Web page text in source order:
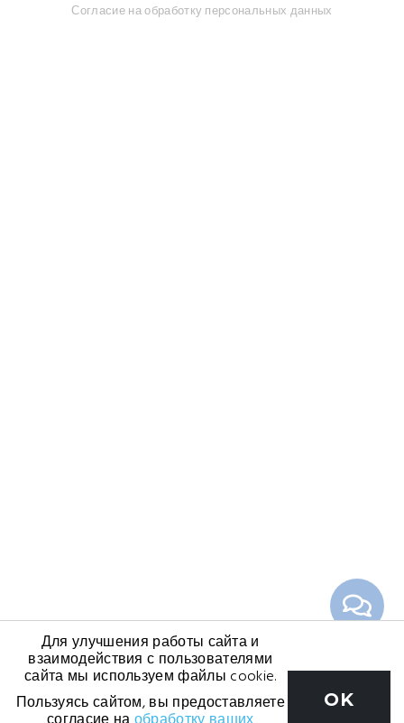
Согласие на обработку персональных данных
Для улучшения работы сайта и
взаимодействия с пользователями
сайта мы используем файлы cookie.
Пользуясь сайтом, вы предоставляете
OK